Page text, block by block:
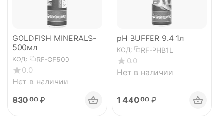
GOLDFISH MINERALS-
500мл
КОД: RF-GF500
0.0
Нет в наличии
830 00 ₽
pH BUFFER 9.4 1л
КОД: RF-PHB1L
0.0
Нет в наличии
1 44000 ₽